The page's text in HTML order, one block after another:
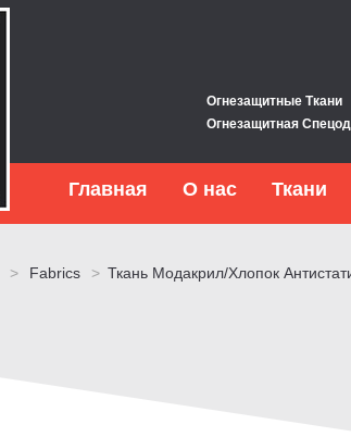
Огнезащитные Ткани
Огнезащитная
Главная О нас Ткани
> Fabrics > Ткань Модакрил/Хлопок